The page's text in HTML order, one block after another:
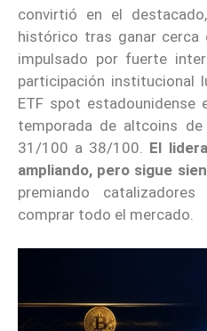
convirtió en el
histórico tras ganar cerca
impulsado por fuerte
participación institucional
ETF spot estadounidense
temporada de altcoins de
31/100 a 38/100. El
ampliando, pero sigue
premiando
comprar todo el mercado.